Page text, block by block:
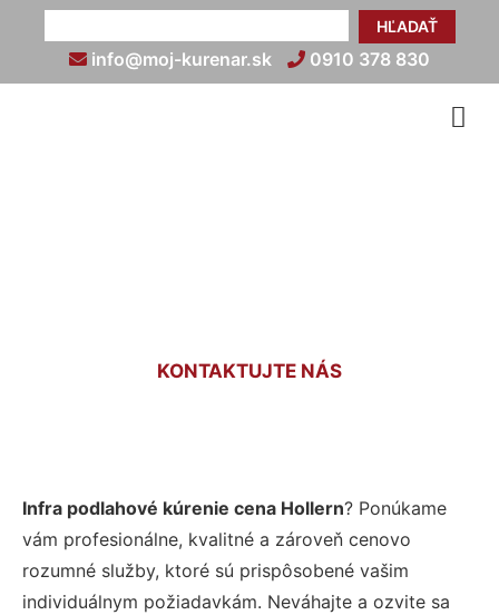
HĽADAŤ
info@moj-kurenar.sk 0910 378 830
KONTAKTUJTE NÁS
Infra podlahové kúrenie cena Hollern? Ponúkame
vám profesionálne, kvalitné a zároveň cenovo
rozumné služby, ktoré sú prispôsobené vašim
individuálnym požiadavkám. Neváhajte a ozvite sa